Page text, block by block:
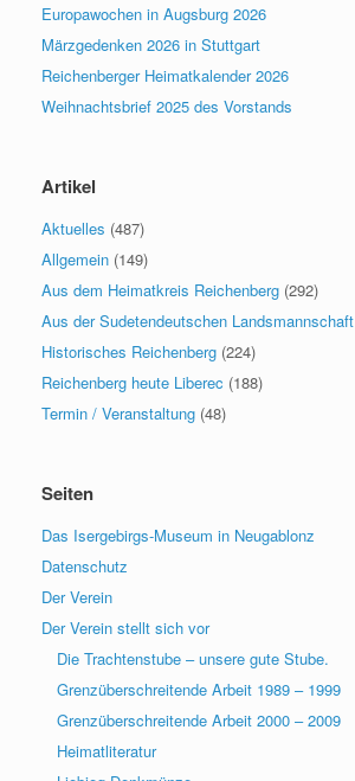
Europawochen in Augsburg 2026
Märzgedenken 2026 in Stuttgart
Reichenberger Heimatkalender 2026
Weihnachtsbrief 2025 des Vorstands
Artikel
Aktuelles (487)
Allgemein (149)
Aus dem Heimatkreis Reichenberg (292)
Aus der Sudetendeutschen Landsmannschaft
Historisches Reichenberg (224)
Reichenberg heute Liberec (188)
Termin / Veranstaltung (48)
Seiten
Das Isergebirgs-Museum in Neugablonz
Datenschutz
Der Verein
Der Verein stellt sich vor
Die Trachtenstube – unsere gute Stube.
Grenzüberschreitende Arbeit 1989 – 1999
Grenzüberschreitende Arbeit 2000 – 2009
Heimatliteratur